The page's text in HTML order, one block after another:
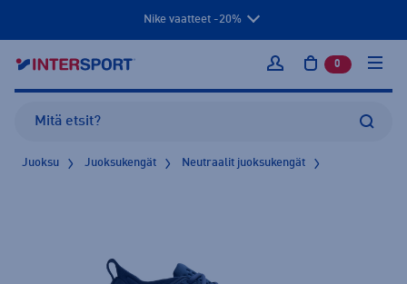
Nike vaatteet -20%
Kirjaudu sisään
0 tuotetta
Juoksu Juoksukengät Neutraalit juoksukengät